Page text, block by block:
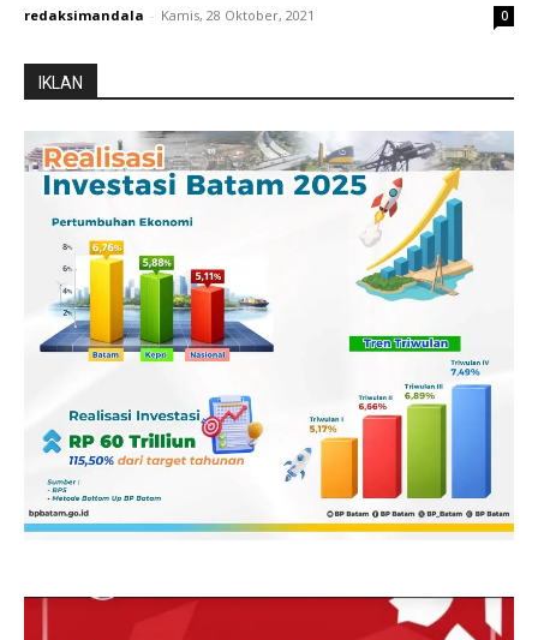
redaksimandala - Kamis, 28 Oktober, 2021 0
IKLAN